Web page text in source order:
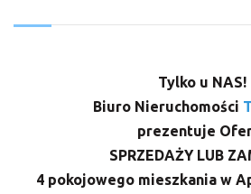
Tylko u NAS!
Biuro Nieruchomości
prezentuje
SPRZEDAŻY LUB
4 pokojowego mieszkania w